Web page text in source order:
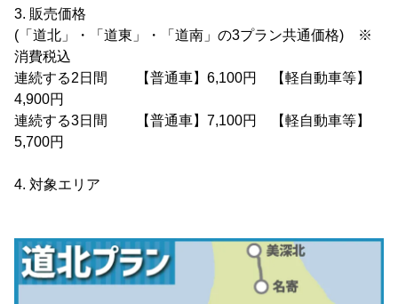
3. 販売価格
(「道北」・「道東」・「道南」の3プラン共通価格) ※
消費税込
連続する2日間 【普通車】6,100円 【軽自動車等】
4,900円
連続する3日間 【普通車】7,100円 【軽自動車等】
5,700円
4. 対象エリア